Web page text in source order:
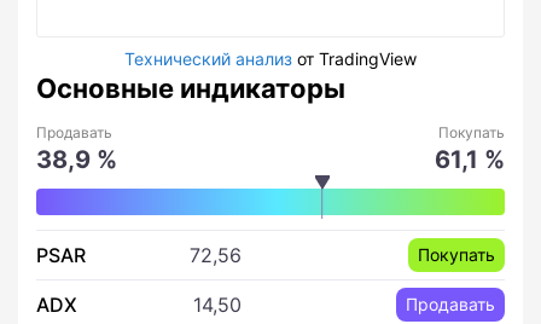
Технический анализ от TradingView
Основные индикаторы
Продавать
38,9 %
Покупать
61,1 %
PSAR 72,56 Покупать
ADX 14,50 Продавать